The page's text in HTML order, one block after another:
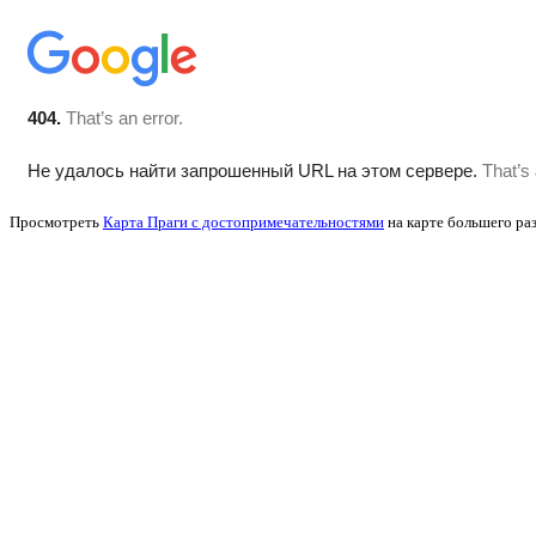
Просмотреть Карта Праги с достопримечательностями на карте большего